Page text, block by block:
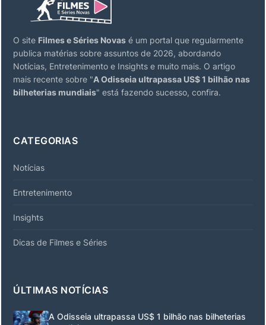
O site Filmes e Séries Novas é um portal que regularmente
publica matérias sobre assuntos de 2026, abordando
Notícias, Entretenimento e Insights e muito mais. O artigo
mais recente sobre "A Odisseia ultrapassa US$ 1 bilhão nas
bilheterias mundiais" está fazendo sucesso, confira.
CATEGORIAS
Notícias
Entretenimento
Insights
Dicas de Filmes e Séries
ÚLTIMAS NOTÍCIAS
A Odisseia ultrapassa US$ 1 bilhão nas bilheterias